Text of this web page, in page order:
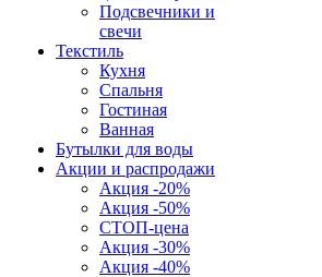
Подсвечники и
свечи
Текстиль
Кухня
Спальня
Гостиная
Ванная
Бутылки для воды
Акции и распродажи
Акция -20%
Акция -50%
СТОП-цена
Акция -30%
Акция -40%